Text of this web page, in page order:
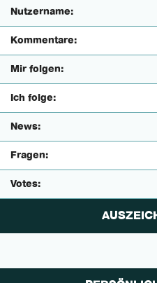
Nutzername:
Kommentare:
Mir folgen:
Ich folge:
News:
Fragen:
Votes: